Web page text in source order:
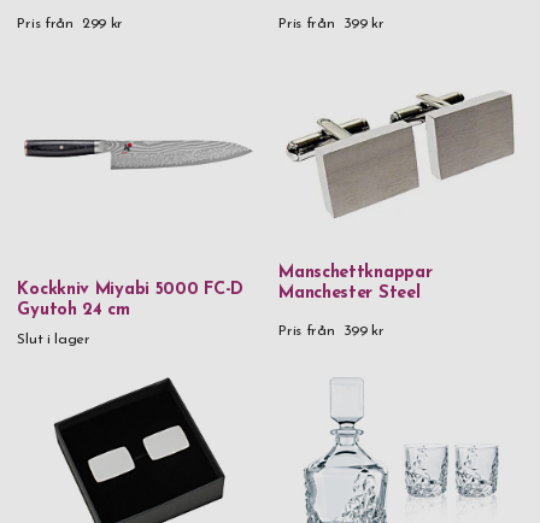
Pris från 299 kr Pris från 399 kr
Kockkniv Miyabi 5000 FC-D
Gyutoh 24 cm
Slut i lager
Manschettknappar
Manchester Steel
Pris från 399 kr